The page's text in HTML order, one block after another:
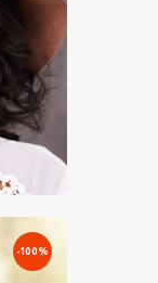
-100%